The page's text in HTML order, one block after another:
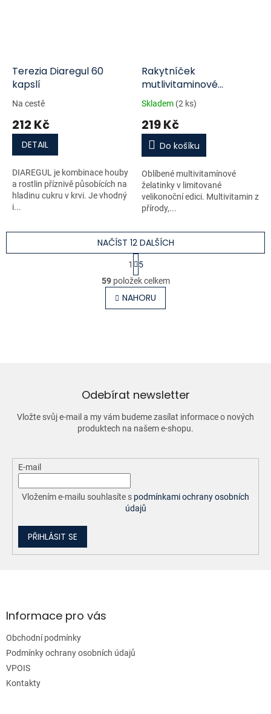
Terezia Diaregul 60
kapslí
Na cestě
212 Kč
DETAIL
DIAREGUL je kombinace houby
a rostlin příznivě působících na
hladinu cukru v krvi. Je vhodný
i...
Rakytníček
mutlivitaminové
želatinky 50ks vejce
zelené MIMONI
Skladem (2 ks)
219 Kč
Do košíku
Oblíbené multivitamínové
želatinky v limitované
velikonoční edici. Multivitamin z
přírody,...
O
v
l
á
v
k
y
v
ý
i
NAČÍST 12 DALŠÍCH
S
t
r
á
n
k
1
5
59položek celkem
NAHORU
Odebírat newsletter
Vložte svůj e-mail a my vám budeme zasílat informace o nových
produktech na našem e-shopu.
E-mail
Vložením e-mailu souhlasíte s podmínkami ochrany osobních
údajů
PŘIHLÁSIT SE
aInformace pro vás
Obchodní podmínky
Podmínky ochrany osobních údajů
VPOIS
Kontakty